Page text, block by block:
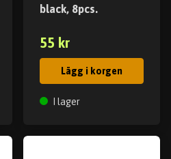
black, 8pcs.
55 kr
Lägg i korgen
I lager